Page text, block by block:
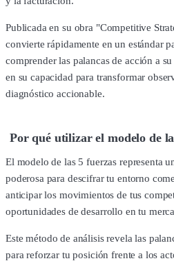
Publicada en su obra "Competitive
convierte rápidamente en un estándar
comprender las palancas de acción a
en su capacidad para transformar
diagnóstico accionable.
Por qué utilizar el modelo de
El modelo de las 5 fuerzas representa
poderosa para descifrar tu entorno
anticipar los movimientos de tus
oportunidades de desarrollo en tu
Este método de análisis revela las
para reforzar tu posición frente a los